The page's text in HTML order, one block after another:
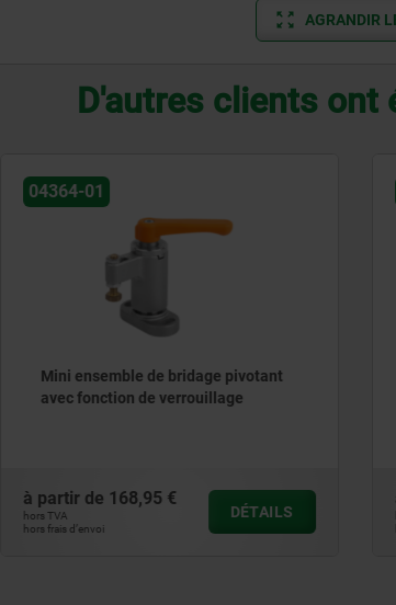
AGRANDIR
D'autres clients ont
04368-30
Bras de serrage pour vérin de
bridage pivotant hydraulique
à partir de29,39 €
hors TVA
hors frais d’envoi
DÉTAILS